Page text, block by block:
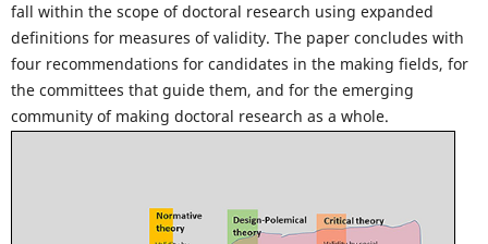
fall within the scope of doctoral research using expanded
definitions for measures of validity. The paper concludes with
four recommendations for candidates in the making fields, for
the committees that guide them, and for the emerging
community of making doctoral research as a whole.